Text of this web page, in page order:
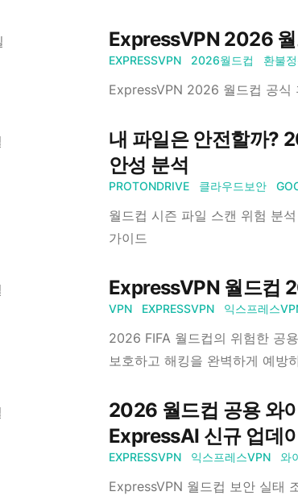
ExpressVPN 2026 월
EXPRESSVPN 2026월드컵 환불
ExpressVPN 2026 월드컵 공식
내 파일은 안전할까?
안성 분석
PROTONDRIVE 클라우드보안
월드컵 시즌 파일 스캔 위험 분
가이드
ExpressVPN 월드컵
VPN EXPRESSVPN 익스프레스
2026 FIFA 월드컵의 위험한 공
보호하고 해킹을 완벽하게 예방
2026 월드컵 공용 와
ExpressAI 신규 업데
EXPRESSVPN 익스프레스VPN 와
ExpressVPN 월드컵 보안 실태